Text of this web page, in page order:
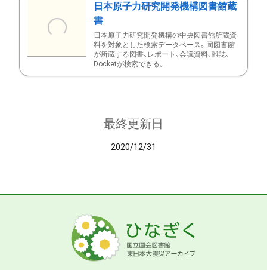
日本原子力研究開発機構図書館蔵
書
日本原子力研究開発機構の中央図書館所蔵資
料を対象とした検索データベース。同図書館
が所蔵する図書、レポート、会議資料、雑誌、
Docketが検索できる。
最終更新日
2020/12/31